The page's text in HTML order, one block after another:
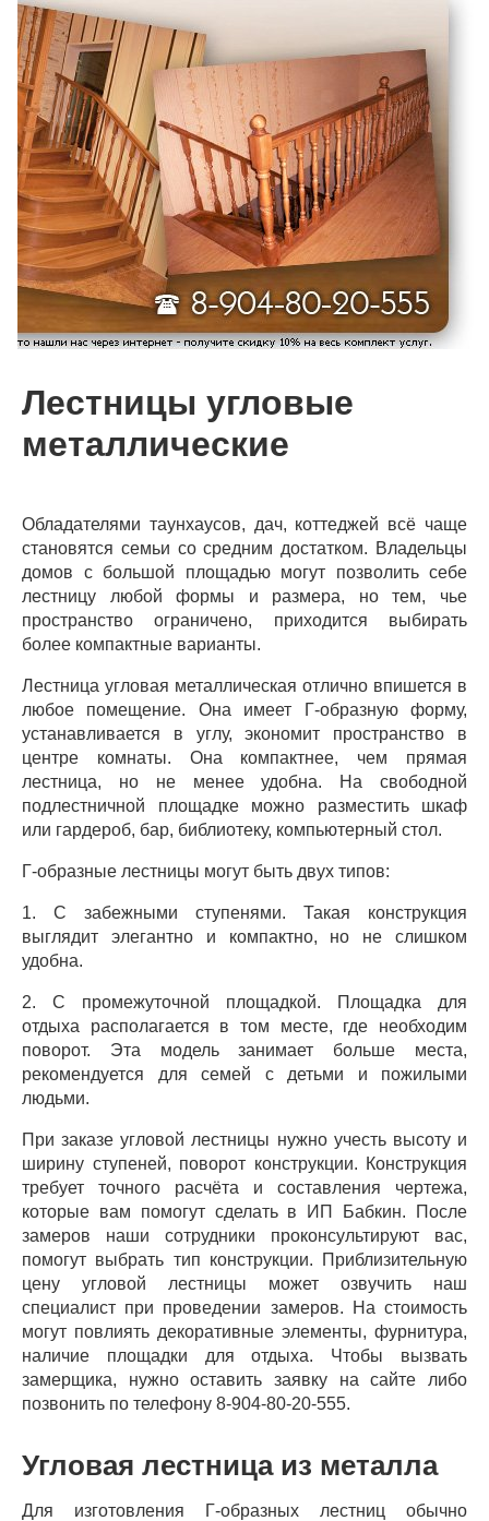
Лестницы угловые
металлические
Обладателями таунхаусов, дач, коттеджей всё чаще
становятся семьи со средним достатком. Владельцы
домов с большой площадью могут позволить себе
лестницу любой формы и размера, но тем, чье
пространство ограничено, приходится выбирать
более компактные варианты.
Лестница угловая металлическая отлично впишется в
любое помещение. Она имеет Г-образную форму,
устанавливается в углу, экономит пространство в
центре комнаты. Она компактнее, чем прямая
лестница, но не менее удобна. На свободной
подлестничной площадке можно разместить шкаф
или гардероб, бар, библиотеку, компьютерный стол.
Г-образные лестницы могут быть двух типов:
1. С забежными ступенями. Такая конструкция
выглядит элегантно и компактно, но не слишком
удобна.
2. С промежуточной площадкой. Площадка для
отдыха располагается в том месте, где необходим
поворот. Эта модель занимает больше места,
рекомендуется для семей с детьми и пожилыми
людьми.
При заказе угловой лестницы нужно учесть высоту и
ширину ступеней, поворот конструкции. Конструкция
требует точного расчёта и составления чертежа,
которые вам помогут сделать в ИП Бабкин. После
замеров наши сотрудники проконсультируют вас,
помогут выбрать тип конструкции. Приблизительную
цену угловой лестницы может озвучить наш
специалист при проведении замеров. На стоимость
могут повлиять декоративные элементы, фурнитура,
наличие площадки для отдыха. Чтобы вызвать
замерщика, нужно оставить заявку на сайте либо
позвонить по телефону 8-904-80-20-555.
Угловая лестница из металла
Для изготовления Г-образных лестниц обычно